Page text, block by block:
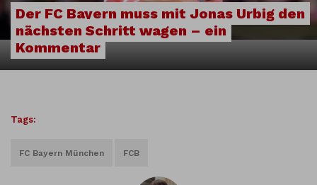
Der FC Bayern muss mit Jonas Urbig den
nächsten Schritt wagen – ein
Kommentar
Tags:
FC Bayern München FCB